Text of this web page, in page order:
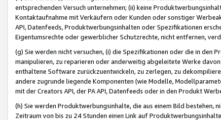
entsprechenden Versuch unternehmen; (ii) keine
Kontaktaufnahme mit Verkäufern oder Kunden oder sonstiger
API, Datenfeeds, Produktwerbungsinhalten oder Spezifikationen
Eigentumsrechte oder gewerblicher Schutzrechte, nicht entfernen,
(g) Sie werden nicht versuchen, (i) die Spezifikationen oder die in
manipulieren, zu reparieren oder anderweitig abgeleitete Werke
enthaltene Software zurückzuentwickeln, zu zerlegen, zu
andere zugrunde liegende Komponenten (wie Modelle,
mit der Creators API, der PA API, Datenfeeds oder in den Produkt
(h) Sie werden Produktwerbungsinhalte, die aus einem Bild bestehen,
Zeitraum von bis zu 24 Stunden einen Link auf